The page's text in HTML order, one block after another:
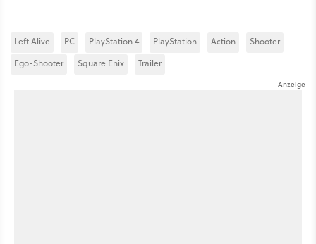
Left Alive PC PlayStation 4 PlayStation Action
Shooter
Ego-Shooter
Square Enix Trailer